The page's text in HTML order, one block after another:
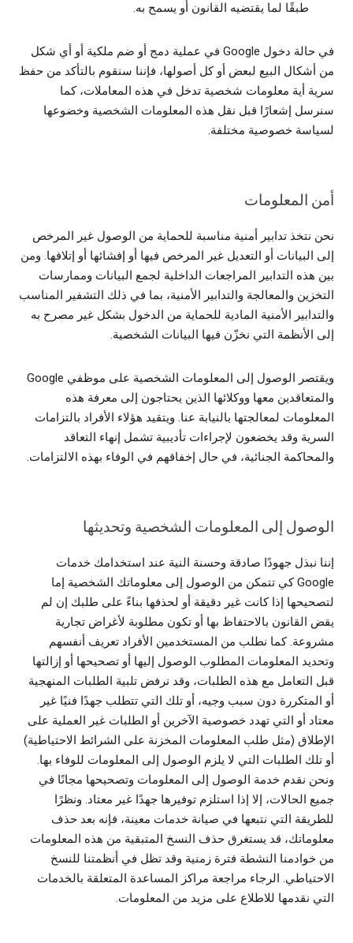
طبقًا لما يقتضيه القانون أو يسمح به.
في حالة دخول Google في عملية دمج أو ضم ملكية أو أي شكل
من أشكال البيع لبعض أو كل أصولها، فإننا سنقوم بالتأكد من حفظ
سرية أية معلومات شخصية تدخل في هذه المعاملات، كما
سنرسل إشعارًا قبل نقل هذه المعلومات الشخصية وخضوعها
لسياسة خصوصية مختلفة.
أمن المعلومات
نحن نتخذ تدابير أمنية مناسبة للحماية من الوصول غير المرخص
إلى البيانات أو التعديل غير المرخص فيها أو إفشائها أو إتلافها. ومن
بين هذه التدابير المراجعات الداخلية لجمع البيانات وممارسات
التخزين والمعالجة والتدابير الأمنية، بما في ذلك التشفير المناسب
والتدابير الأمنية المادية للحماية من الدخول بشكل غير مصرح به
إلى الأنظمة التي نخزّن فيها البيانات الشخصية.
ويقتصر الوصول إلى المعلومات الشخصية على موظفي Google
والمتعاقدين معها ووكلائها الذين يحتاجون إلى معرفة هذه
المعلومات لمعالجتها بالنيابة عنا. ويتقيد هؤلاء الأفراد بالتزامات
السرية وقد يخضعون لإجراءات تأديبية تشمل إنهاء التعاقد
والمحاكمة الجنائية، في حال إخفاقهم في الوفاء بهذه الالتزامات.
الوصول إلى المعلومات الشخصية وتحديثها
إننا نبذل جهودًا صادقة وحسنة النية عند استخدامك خدمات
Google كي تتمكن من الوصول إلى معلوماتك الشخصية إما
لتصحيحها إذا كانت غير دقيقة أو لحذفها بناءً على طلبك إن لم
يقض القانون بالاحتفاظ بها أو تكون مطلوبة لأغراض تجارية
مشروعة. كما نطلب من المستخدمين الأفراد تعريف أنفسهم
وتحديد المعلومات المطلوب الوصول إليها أو تصحيحها أو إزالتها
قبل التعامل مع هذه الطلبات، وقد نرفض تلبية الطلبات المنهجية
أو المتكررة دون سبب وجيه، أو تلك التي تتطلب جهدًا فنيًا غير
معتاد أو التي تهدد خصوصية الآخرين أو الطلبات غير العملية على
الإطلاق (مثل طلب المعلومات المخزنة على الشرائط الاحتياطية)
أو تلك الطلبات التي لا يلزم الوصول إلى المعلومات للوفاء بها.
ونحن نقدم خدمة الوصول إلى المعلومات وتصحيحها مجانًا في
جميع الحالات، إلا إذا استلزم توفيرها جهدًا غير معتاد. ونظرًا
للطريقة التي نتبعها في صيانة خدمات معينة، فإنه بعد حذف
معلوماتك، قد يستغرق حذف النسخ المتبقية من هذه المعلومات
من خوادمنا النشطة فترة زمنية وقد تظل في أنظمتنا للنسخ
الاحتياطي. الرجاء مراجعة مراكز المساعدة المتعلقة بالخدمات
التي نقدمها للاطلاع على مزيد من المعلومات.